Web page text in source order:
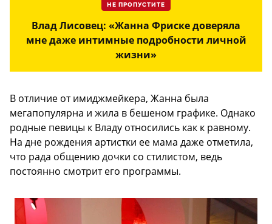
НЕ ПРОПУСТИТЕ
Влад Лисовец: «Жанна Фриске доверяла
мне даже интимные подробности личной
жизни»
В отличие от имиджмейкера, Жанна была
мегапопулярна и жила в бешеном графике. Однако
родные певицы к Владу относились как к равному.
На дне рождения артистки ее мама даже отметила,
что рада общению дочки со стилистом, ведь
постоянно смотрит его программы.